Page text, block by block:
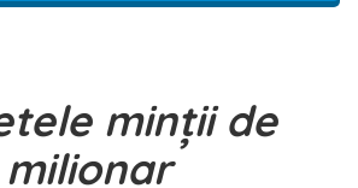
minții de
milionar